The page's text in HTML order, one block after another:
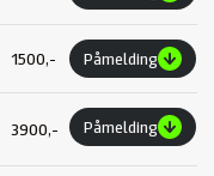
1500,- Påmelding
3900,- Påmelding